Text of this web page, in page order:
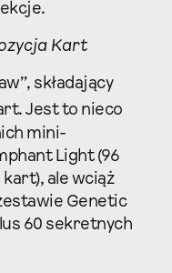
Kart
składający
Jest to nieco
mini-
Light (96
kart), ale wciąż
Genetic
60 sekretnych